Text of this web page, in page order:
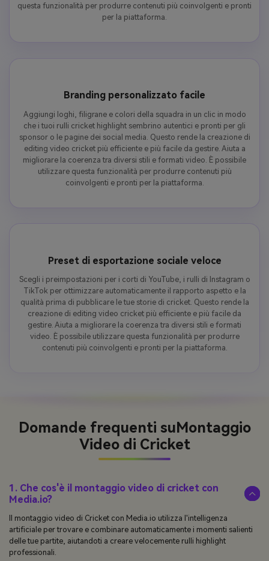
questa funzionalità per produrre contenuti più coinvolgenti e pronti
per la piattaforma.
Branding personalizzato facile
Aggiungi loghi, filigrane e colori della squadra in un clic in modo
che i tuoi rulli cricket highlight sembrino autentici e pronti per gli
sponsor o le pagine dei social media. Questo rende la creazione di
editing video cricket più efficiente e più facile da gestire. Aiuta a
migliorare la coerenza tra diversi stili e formati video. È possibile
utilizzare questa funzionalità per produrre contenuti più
coinvolgenti e pronti per la piattaforma.
Preset di esportazione sociale veloce
Scegli i preimpostazioni per i corti di YouTube, i rulli di Instagram o
TikTok per ottimizzare automaticamente il rapporto aspetto e la
qualità prima di pubblicare le tue storie di cricket. Questo rende la
creazione di editing video cricket più efficiente e più facile da
gestire. Aiuta a migliorare la coerenza tra diversi stili e formati
video. È possibile utilizzare questa funzionalità per produrre
contenuti più coinvolgenti e pronti per la piattaforma.
Domande frequenti su Montaggio
Video di Cricket
1. Che cos'è il montaggio video di cricket con
Media.io?
Il montaggio video di Cricket con Media.io utilizza l'intelligenza
artificiale per trovare e combinare automaticamente i momenti salienti
delle tue partite, aiutandoti a creare velocemente rulli highlight
professionali.